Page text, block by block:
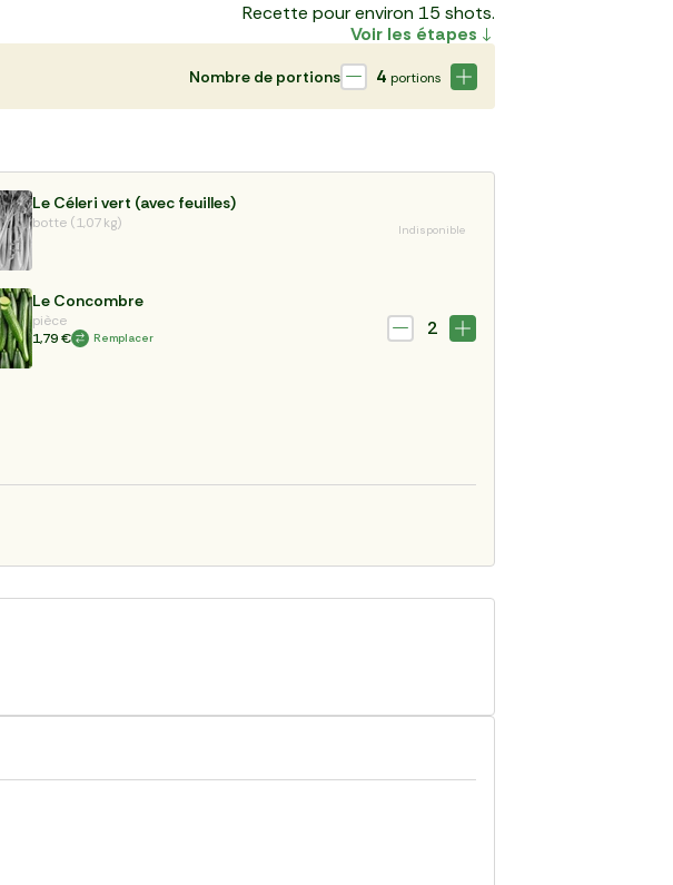
Recette pour environ 15 shots.
Voir les étapes
Nombre de portions 4 portions
Le Céleri vert (avec feuilles)
botte (1,07 kg) Indisponible
Le Concombre
pièce
1,79 €
Remplacer 2